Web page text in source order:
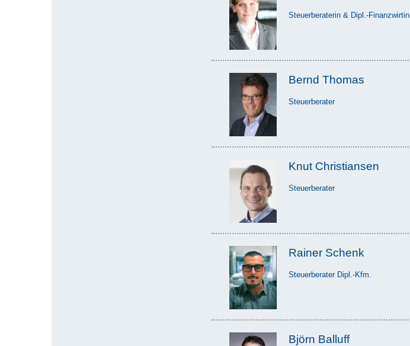
Steuerberaterin & Dipl.-Finanzwirtin
Bernd Thomas
Steuerberater
Knut Christiansen
Steuerberater
Rainer Schenk
Steuerberater Dipl.-Kfm.
Björn Balluff